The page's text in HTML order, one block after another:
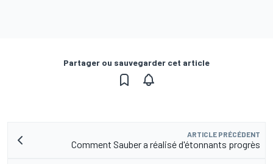
Partager ou sauvegarder cet article
ARTICLE PRÉCÉDENT
Comment Sauber a réalisé d'étonnants progrès